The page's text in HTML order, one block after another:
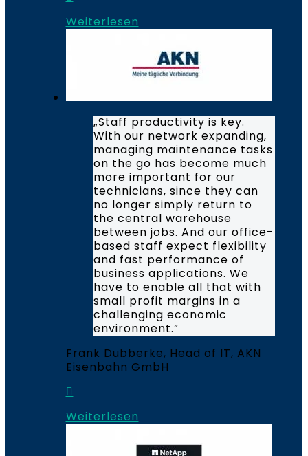
Weiterlesen
„Staff productivity is key.
With our network expanding,
managing maintenance tasks
on the go has become much
more important for our
technicians, since they can
no longer simply return to
the central warehouse
between jobs. And our office-
based staff expect flexibility
and fast performance of
business applications. We
have to enable all that with
small profit margins in a
challenging economic
environment.”
Frank Dubberke, Head of IT, AKN
Eisenbahn GmbH
Weiterlesen